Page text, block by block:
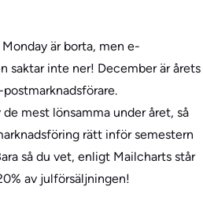
är borta, men e-
saktar inte ner! December är årets
mest lönsamma under året, så
rätt inför semestern
så du vet, enligt Mailcharts står
av julförsäljningen!